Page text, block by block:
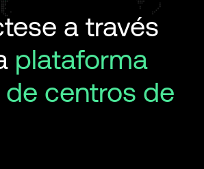
a través
plataforma
centros de